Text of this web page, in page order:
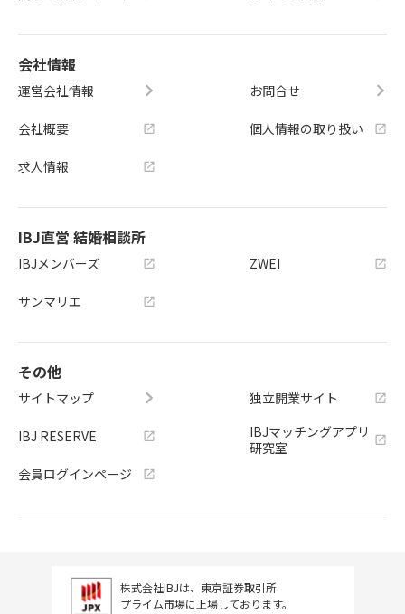
会社情報
運営会社情報
会社概要
求人情報
お問合せ
個人情報の取り扱い
IBJ直営 結婚相談所
IBJメンバーズ
サンマリエ
ZWEI
その他
サイトマップ
IBJ RESERVE
会員ログインページ
独立開業サイト
IBJマッチングアプリ
研究室
株式会社IBJは、東京証券取引所
プライム市場に上場しております。